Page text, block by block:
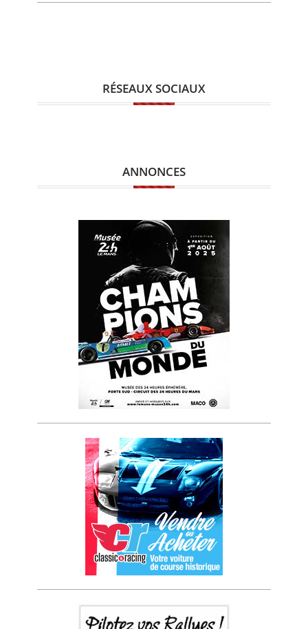
RÉSEAUX SOCIAUX
ANNONCES